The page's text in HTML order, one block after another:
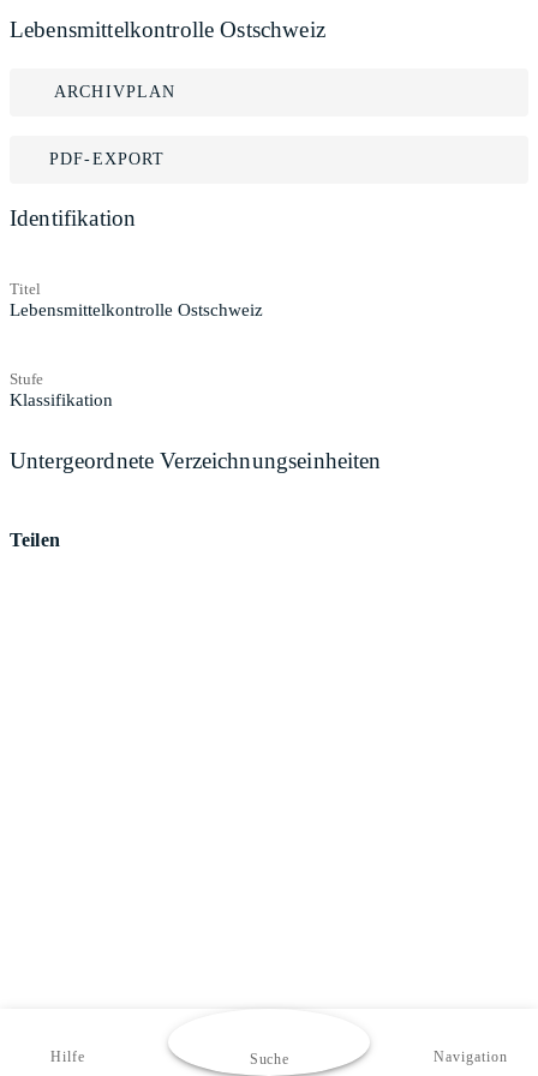
Lebensmittelkontrolle Ostschweiz
ARCHIVPLAN
PDF-EXPORT
Identifikation
Titel
Lebensmittelkontrolle Ostschweiz
Stufe
Klassifikation
Untergeordnete Verzeichnungseinheiten
Teilen
Hilfe Suche Navigation